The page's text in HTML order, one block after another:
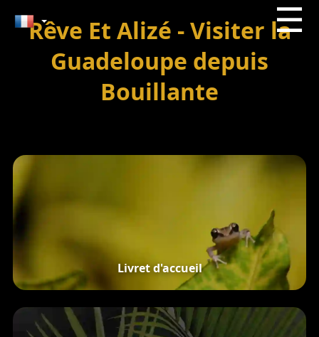
☰
Rêve Et Alizé - Visiter la
Guadeloupe depuis
Bouillante
Livret d'accueil